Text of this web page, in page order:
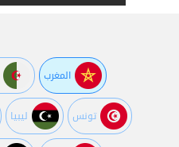
المغرب
تونس ليبيا